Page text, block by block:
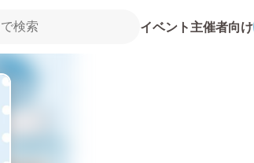
イベント主催者向け